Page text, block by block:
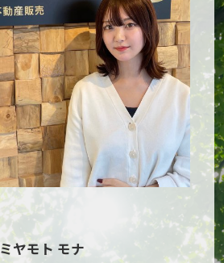
ミヤモト モナ